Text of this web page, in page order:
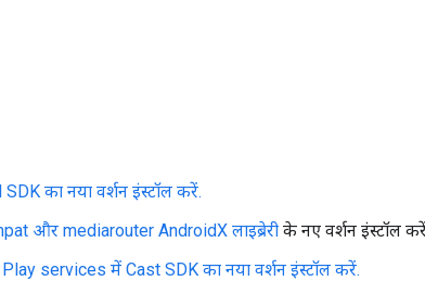
का नया वर्शन इंस्टॉल करें.
और mediarouter AndroidX लाइब्रेरी के नए वर्शन इंस्टॉल
services में Cast SDK का नया वर्शन इंस्टॉल करें.